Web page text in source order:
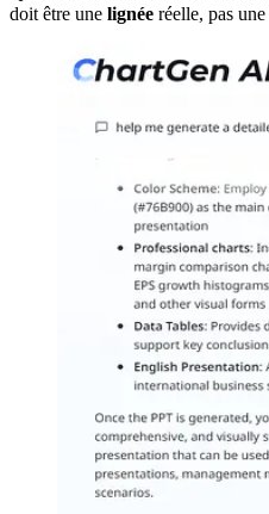
doit être une lignée réelle, pas